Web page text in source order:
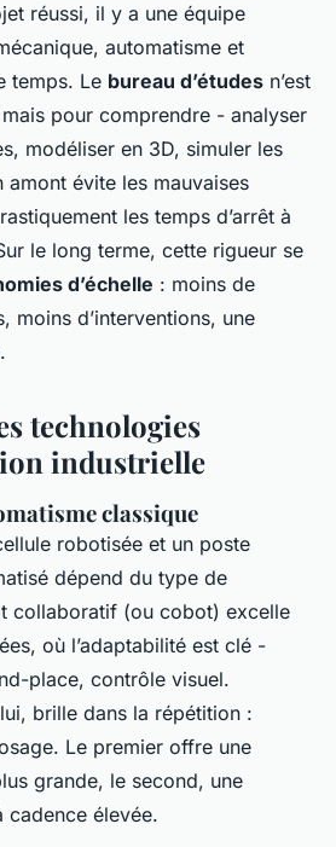
réussi, il y a une équipe
automatisme et
temps. Le bureau d’études n’est
pour comprendre - analyser
modéliser en 3D, simuler les
évite les mauvaises
les temps d’arrêt à
le long terme, cette rigueur se
d’échelle : moins de
moins d’interventions, une
technologies
industrielle
classique
robotisée et un poste
dépend du type de
collaboratif (ou cobot) excelle
où l’adaptabilité est clé -
place, contrôle visuel.
brille dans la répétition :
Le premier offre une
grande, le second, une
cadence élevée.